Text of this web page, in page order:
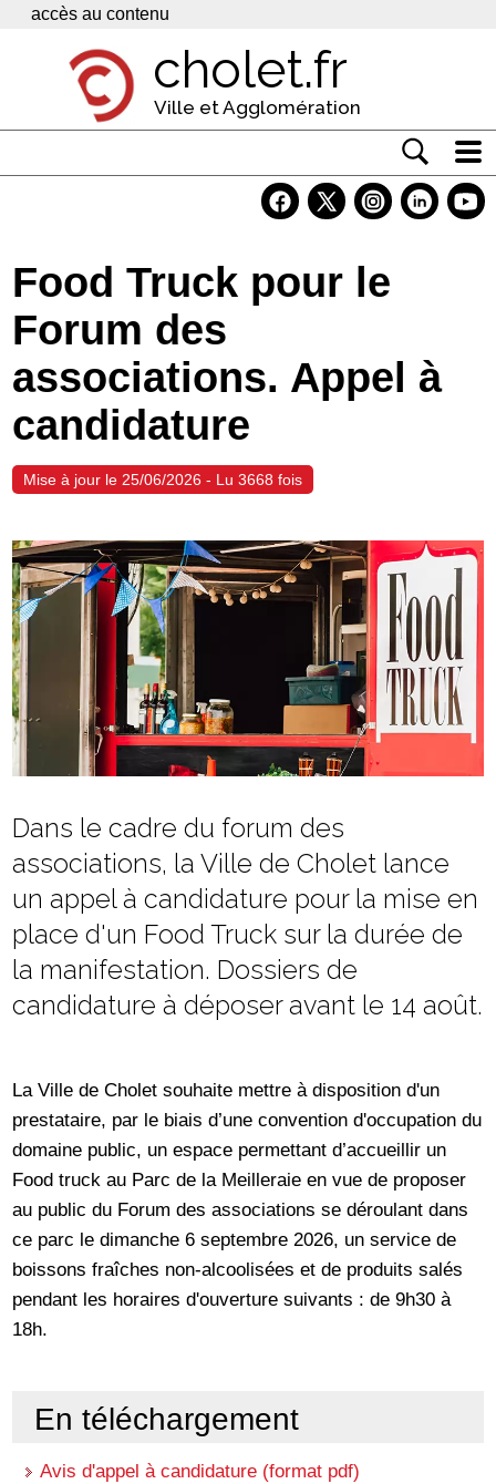
Panneau de gestion des cookies
accès au contenu
cholet.fr
Ville et Agglomération
Economie
Services
Contacts
Food Truck pour le
Forum des
associations. Appel à
candidature
Mise à jour le 25/06/2026 - Lu 3668 fois
Dans le cadre du forum des
associations, la Ville de Cholet lance
un appel à candidature pour la mise en
place d'un Food Truck sur la durée de
la manifestation. Dossiers de
candidature à déposer avant le 14 août.
La Ville de Cholet souhaite mettre à disposition d'un
prestataire, par le biais d’une convention d'occupation du
domaine public, un espace permettant d’accueillir un
Food truck au Parc de la Meilleraie en vue de proposer
au public du Forum des associations se déroulant dans
ce parc le dimanche 6 septembre 2026, un service de
boissons fraîches non-alcoolisées et de produits salés
pendant les horaires d'ouverture suivants : de 9h30 à
18h.
En téléchargement
Avis d'appel à candidature (format pdf)